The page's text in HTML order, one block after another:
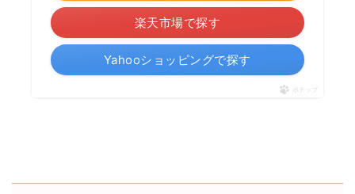
楽天市場で探す
Yahooショッピングで探す
ポチップ